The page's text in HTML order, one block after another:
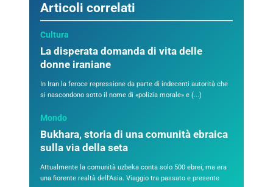
Articoli correlati
Cultura
La disperata domanda di vita delle
donne iraniane
In Iran la feroce repressione da parte di indecenti autorità che
si nascondono sotto il nome di «polizia morale» e (...)
Mondo
Bukhara, storia di una comunità ebraica
sulla via della seta
Attualmente la comunità uzbeka conta solo 500 ebrei, ma era
una fiorente realtà dell'Asia. Viaggio tra passato e presente